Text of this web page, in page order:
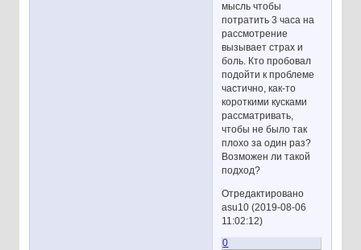
мысль чтобы
потратить 3 часа на
рассмотрение
вызывает страх и
боль. Кто пробовал
подойти к проблеме
частично, как-то
короткими кусками
рассматривать,
чтобы не было так
плохо за один раз?
Возможен ли такой
подход?
Отредактировано
asu10 (2019-08-06
11:02:12)
0